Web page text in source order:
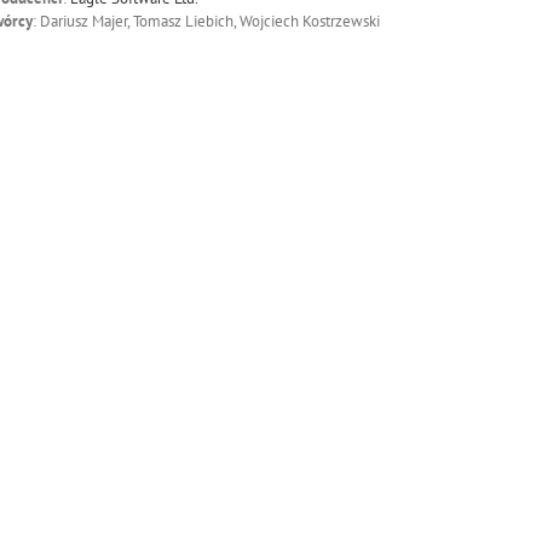
: Dariusz Majer, Tomasz Liebich, Wojciech Kostrzewski